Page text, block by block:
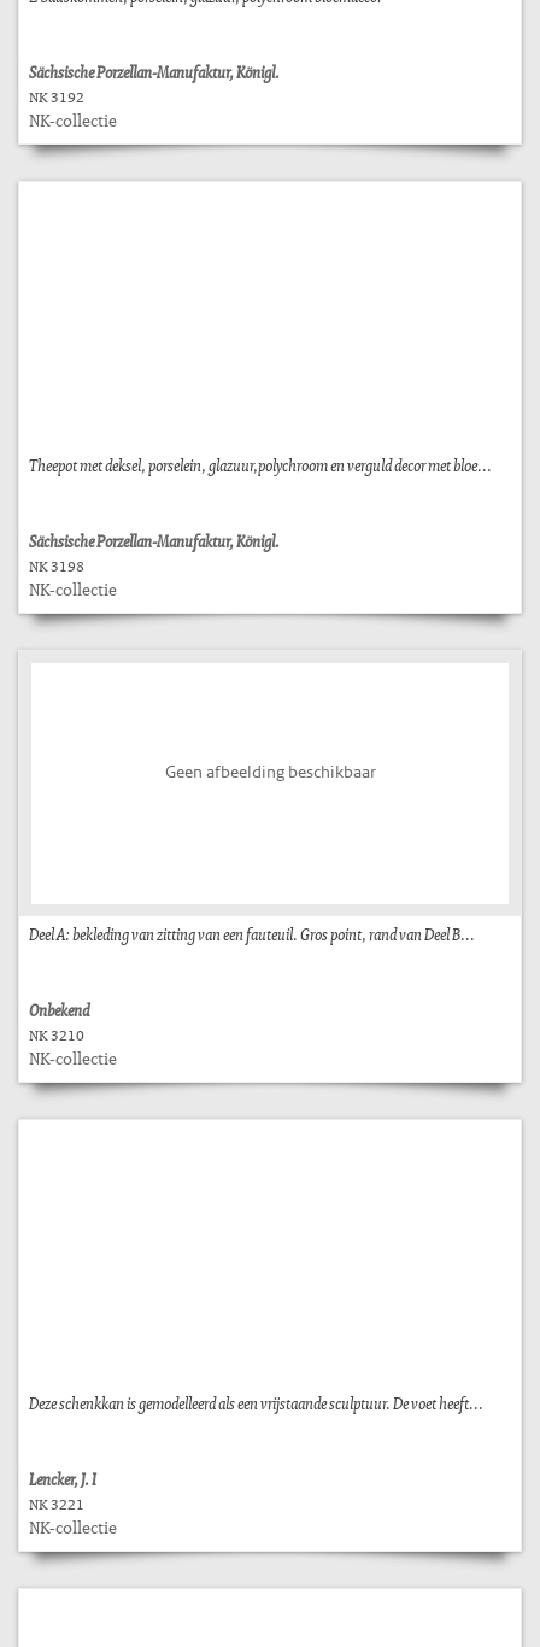
Sächsische Porzellan-Manufaktur, Königl.
NK 3192
NK-collectie
Theepot met deksel, porselein, glazuur,polychroom en verguld decor met bloe...
Sächsische Porzellan-Manufaktur, Königl.
NK 3198
NK-collectie
Geen afbeelding beschikbaar
Deel A: bekleding van zitting van een fauteuil. Gros point, rand van Deel B...
Onbekend
NK 3210
NK-collectie
Deze schenkkan is gemodelleerd als een vrijstaande sculptuur. De voet heeft...
Lencker, J. I
NK 3221
NK-collectie